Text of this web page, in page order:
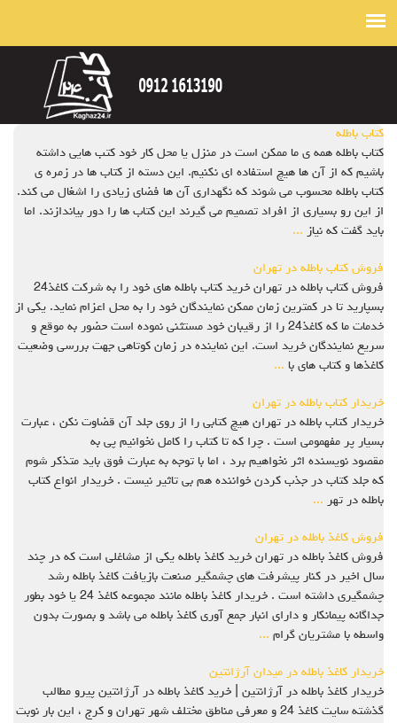
کتاب باطله
کتاب باطله همه ی ما ممکن است در منزل یا محل کار خود کتب هایی داشته
باشیم که از آن ها هیچ استفاده ای نکنیم. این دسته از کتاب ها در زمره ی
کتاب باطله محسوب می شوند که نگهداری آن ها فضای زیادی را اشغال می کند.
از این رو بسیاری از افراد تصمیم می گیرند این کتاب ها را دور بیاندازند. اما
باید گفت که نیاز ...
فروش کتاب باطله در تهران
فروش کتاب باطله در تهران خرید کتاب باطله های خود را به شرکت کاغذ24
بسپارید تا در کمترین زمان ممکن نمایندگان خود را به محل اعزام نماید. یکی از
خدمات ما که کاغذ24 را از رقیبان خود مستثنی نموده است حضور به موقع و
سریع نمایندگان خرید است. این نماینده در زمان کوتاهی جهت بررسی وضعیت
کاغذها و کتاب های با ...
خریدار کتاب باطله در تهران
خریدار کتاب باطله در تهران هیچ کتابی را از روی جلد آن قضاوت نکن ، عبارت
بسیار پر مفهمومی است . چرا که تا کتاب را کامل نخوانیم پی به
مقصود نویسنده اثر نخواهیم برد ، اما با توجه به عبارت فوق باید متذکر شوم
که جلد کتاب در جذب کردن خواننده هم بی تاثیر نیست . خریدار انواع کتاب
باطله در تهر ...
فروش کاغذ باطله در تهران
فروش کاغذ باطله در تهران خرید کاغذ باطله یکی از مشاغلی است که در چند
سال اخیر در کنار پیشرفت های چشمگیر صنعت بازیافت کاغذ باطله رشد
چشمگیری داشته است . خریدار کاغذ باطله مانند مجموعه کاغذ 24 یا خود بطور
جداگانه پیمانکار و دارای انبار جمع آوری کاغذ باطله می باشد و بصورت بدون
واسطه با مشتریان گرام ...
خریدار کاغذ باطله در میدان آرژانتین
خریدار کاغذ باطله در آرژانتین | خرید کاغذ باطله در آرژانتین پیرو مطالب
گذشته سایت کاغذ 24 و معرفی مناطق مختلف شهر تهران و کرج ، این بار نوبت